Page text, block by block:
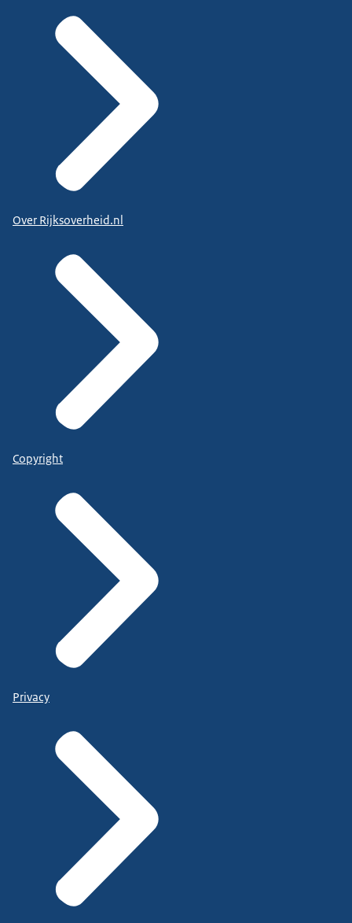
Over Rijksoverheid.nl
Copyright
Privacy